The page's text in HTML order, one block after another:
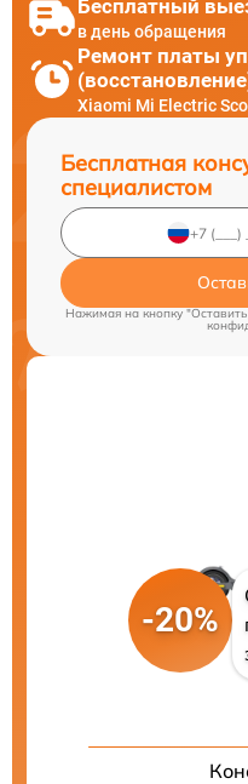
Бесплатный
в день обращения
Ремонт платы
Xiaomi Mi Electric
Бесплатная
специалистом
Нажимая на кнопку
-20%